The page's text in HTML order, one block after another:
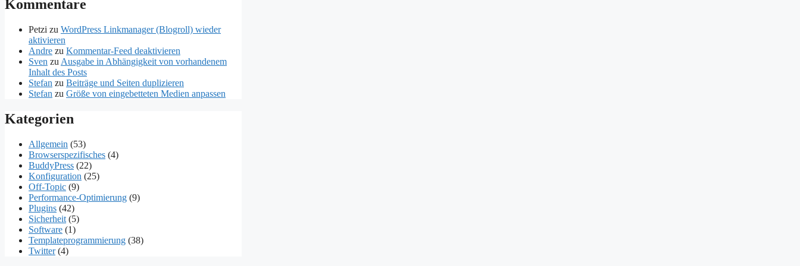
Kommentare
Petzi zu WordPress Linkmanager (Blogroll) wieder
aktivieren
Andre zu Kommentar-Feed deaktivieren
Sven zu Ausgabe in Abhängigkeit von vorhandenem
Inhalt des Posts
Stefan zu Beiträge und Seiten duplizieren
Stefan zu Größe von eingebetteten Medien anpassen
Kategorien
Allgemein (53)
Browserspezifisches (4)
BuddyPress (22)
Konfiguration (25)
Off-Topic (9)
Performance-Optimierung (9)
Plugins (42)
Sicherheit (5)
Software (1)
Templateprogrammierung (38)
Twitter(4)